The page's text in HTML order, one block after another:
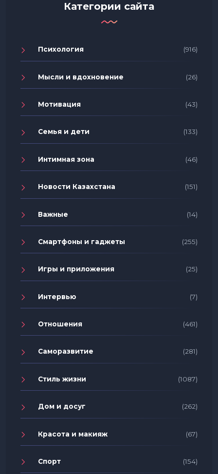
Категории сайта
Психология (916)
Мысли и вдохновение (26)
Мотивация (43)
Семья и дети (133)
Интимная зона (46)
Новости Казахстана (151)
Важные (14)
Смартфоны и гаджеты (255)
Игры и приложения (25)
Интервью (7)
Отношения (461)
Саморазвитие (281)
Стиль жизни (1087)
Дом и досуг (262)
Красота и макияж (67)
Спорт (154)